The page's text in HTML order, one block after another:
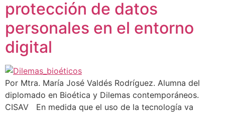
protección de datos
personales en el entorno
digital
Por Mtra. María José Valdés Rodríguez. Alumna del
diplomado en Bioética y Dilemas contemporáneos.
CISAV En medida que el uso de la tecnología va